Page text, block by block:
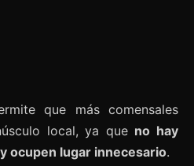
que más comensales
local, ya que no hay
ocupen lugar innecesario.